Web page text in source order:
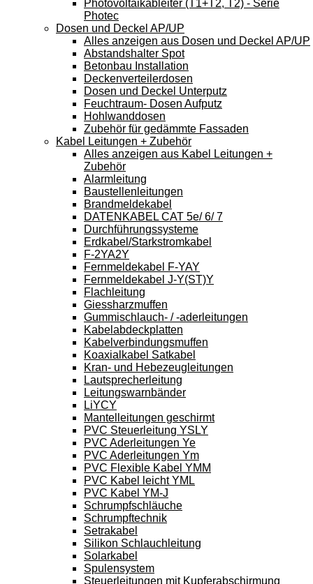
Photovoltaikableiter (T1+T2, T2) - Serie
Photec
Dosen und Deckel AP/UP
Alles anzeigen aus Dosen und Deckel AP/UP
Abstandshalter Spot
Betonbau Installation
Deckenverteilerdosen
Dosen und Deckel Unterputz
Feuchtraum- Dosen Aufputz
Hohlwanddosen
Zubehör für gedämmte Fassaden
Kabel Leitungen + Zubehör
Alles anzeigen aus Kabel Leitungen +
Zubehör
Alarmleitung
Baustellenleitungen
Brandmeldekabel
DATENKABEL CAT 5e/ 6/ 7
Durchführungssysteme
Erdkabel/Starkstromkabel
F-2YA2Y
Fernmeldekabel F-YAY
Fernmeldekabel J-Y(ST)Y
Flachleitung
Giessharzmuffen
Gummischlauch- / -aderleitungen
Kabelabdeckplatten
Kabelverbindungsmuffen
Koaxialkabel Satkabel
Kran- und Hebezeugleitungen
Lautsprecherleitung
Leitungswarnbänder
LiYCY
Mantelleitungen geschirmt
PVC Steuerleitung YSLY
PVC Aderleitungen Ye
PVC Aderleitungen Ym
PVC Flexible Kabel YMM
PVC Kabel leicht YML
PVC Kabel YM-J
Schrumpfschläuche
Schrumpftechnik
Setrakabel
Silikon Schlauchleitung
Solarkabel
Spulensystem
Steuerleitungen mit Kupferabschirmung